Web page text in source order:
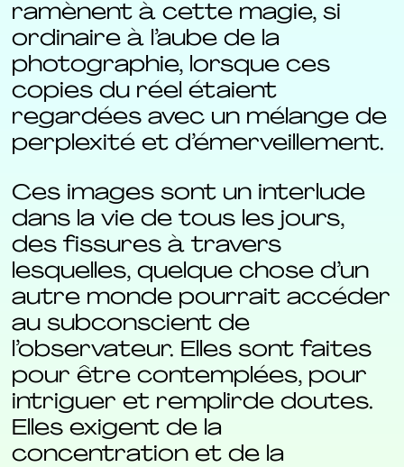
ramènent à cette magie, si
ordinaire à l’aube de la
photographie, lorsque ces
copies du réel étaient
regardées avec un mélange de
perplexité et d’émerveillement.
Ces images sont un interlude
dans la vie de tous les jours,
des fissures à travers
lesquelles, quelque chose d’un
autre monde pourrait accéder
au subconscient de
l’observateur. Elles sont faites
pour être contemplées, pour
intriguer et remplirde doutes.
Elles exigent de la
concentration et de la